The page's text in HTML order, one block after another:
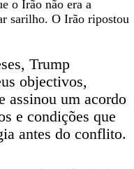
o Irão não era a
sarilho. O Irão ripostou
Trump
objectivos,
assinou um acordo
e condições que
antes do conflito.